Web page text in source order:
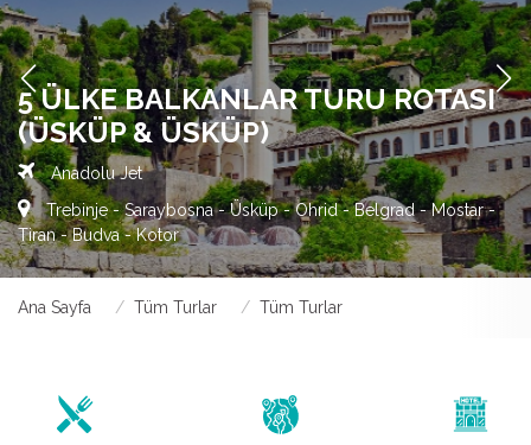
5 ÜLKE BALKANLAR TURU ROTASI
(ÜSKÜP & ÜSKÜP)
Anadolu Jet
Trebinje - Saraybosna - Üsküp - Ohrid - Belgrad - Mostar -
Tiran - Budva - Kotor
Ana Sayfa Tüm Turlar Tüm Turlar